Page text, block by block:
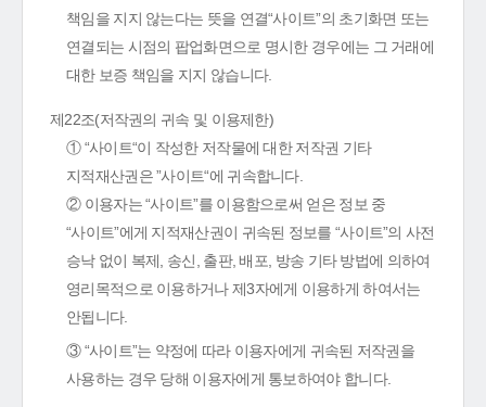
책임을 지지 않는다는 뜻을 연결“사이트”의 초기화면 또는
연결되는 시점의 팝업화면으로 명시한 경우에는 그 거래에
대한 보증 책임을 지지 않습니다.
제22조(저작권의 귀속 및 이용제한)
① “사이트“이 작성한 저작물에 대한 저작권 기타
지적재산권은 ”사이트“에 귀속합니다.
② 이용자는 “사이트”를 이용함으로써 얻은 정보 중
“사이트”에게 지적재산권이 귀속된 정보를 “사이트”의 사전
승낙 없이 복제, 송신, 출판, 배포, 방송 기타 방법에 의하여
영리목적으로 이용하거나 제3자에게 이용하게 하여서는
안됩니다.
③ “사이트”는 약정에 따라 이용자에게 귀속된 저작권을
사용하는 경우 당해 이용자에게 통보하여야 합니다.